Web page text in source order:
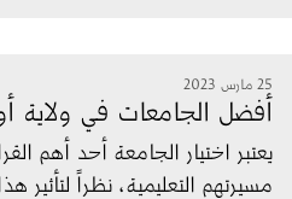
25 مارس 2023
أفضل الجامعات في ولاية
يعتبر اختيار الجامعة أحد أهم
مسيرتهم التعليمية، نظراً